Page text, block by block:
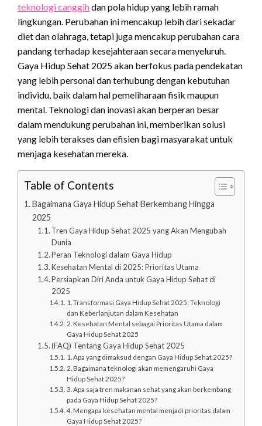
teknologi canggihdan pola hidup yang lebih ramah
lingkungan. Perubahan ini mencakup lebih dari sekadar
diet dan olahraga, tetapi juga mencakup perubahan cara
pandang terhadap kesejahteraan secara menyeluruh.
Gaya Hidup Sehat 2025 akan berfokus pada pendekatan
yang lebih personal dan terhubung dengan kebutuhan
individu, baik dalam hal pemeliharaan fisik maupun
mental. Teknologi dan inovasi akan berperan besar
dalam mendukung perubahan ini, memberikan solusi
yang lebih terakses dan efisien bagi masyarakat untuk
menjaga kesehatan mereka.
Table of Contents
Bagaimana Gaya Hidup Sehat Berkembang Hingga
2025
Tren Gaya Hidup Sehat 2025 yang Akan Mengubah
Dunia
Peran Teknologi dalam Gaya Hidup
Kesehatan Mental di 2025: Prioritas Utama
Persiapkan Diri Anda untuk Gaya Hidup Sehat di
2025
1. Transformasi Gaya Hidup Sehat 2025: Teknologi
dan Keberlanjutan dalam Kesehatan
2. Kesehatan Mental sebagai Prioritas Utama dalam
Gaya Hidup Sehat 2025
(FAQ) Tentang Gaya Hidup Sehat 2025
1. Apa yang dimaksud dengan Gaya Hidup Sehat 2025?
2. Bagaimana teknologi akan memengaruhi Gaya
Hidup Sehat 2025?
3. Apa saja tren makanan sehat yang akan berkembang
pada Gaya Hidup Sehat 2025?
4. Mengapa kesehatan mental menjadi prioritas dalam
Gaya Hidup Sehat 2025?